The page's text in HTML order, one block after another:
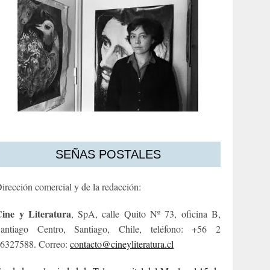
SEÑAS POSTALES
comercial y de la redacción:
y Literatura, SpA, calle Quito Nº 73, oficina B,
Centro, Santiago, Chile, teléfono: +56 2
Correo:contacto@cineyliteratura.cl